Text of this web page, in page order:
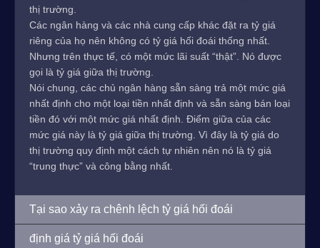
thị trường.
Các ngân hàng và các nhà cung cấp khác đặt ra tỷ giá
riêng của họ nên không có tỷ giá hối đoái thống nhất.
Nhưng trên thực tế, có một mức lãi suất “thật”. Nó được
gọi là tỷ giá giữa thị trường.
Nói chung, các chủ ngân hàng sẵn sàng trả một mức giá
nhất định cho một loại tiền nhất định và sẵn sàng bán loại
tiền đó với một mức giá nhất định. Điểm giữa của các
mức giá này là tỷ giá giữa thị trường. Vì đây là tỷ giá do
thị trường quy định một cách tự nhiên nên nó là tỷ giá
“trung thực” và công bằng nhất.
Tại sao xảy ra chênh lệch tỷ giá hối đoái
định giá tỷ giá hối đoái